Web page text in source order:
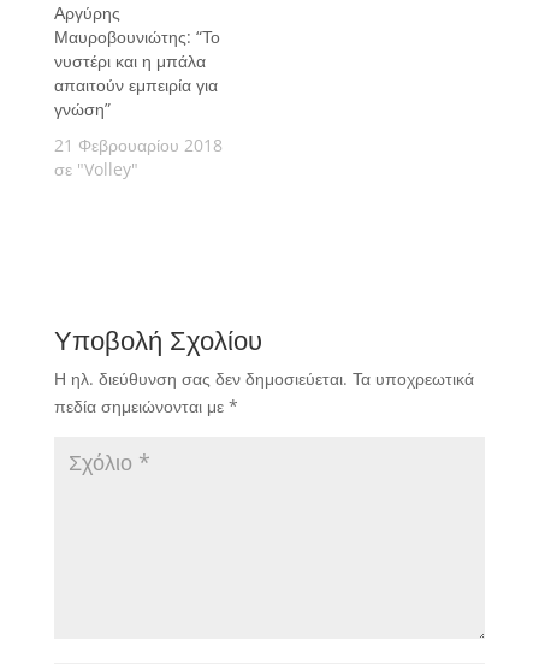
ευτυχισμένη και μακριά
από τα παρκέ και
μελαγχολεί μόνο όταν η
συζήτηση φτάνει στο
γυναικείο μπάσκετ στην
Ελλάδα. Εχει τους
λόγους της και τους
Αργύρης
Μαυροβουνιώτης: “Το
νυστέρι και η μπάλα
απαιτούν εμπειρία για
γνώση”
21 Φεβρουαρίου 2018
σε "Volley"
Υποβολή Σχολίου
Η ηλ. διεύθυνση σας δεν δημοσιεύεται. Τα υποχρεωτικά
πεδία σημειώνονται με *